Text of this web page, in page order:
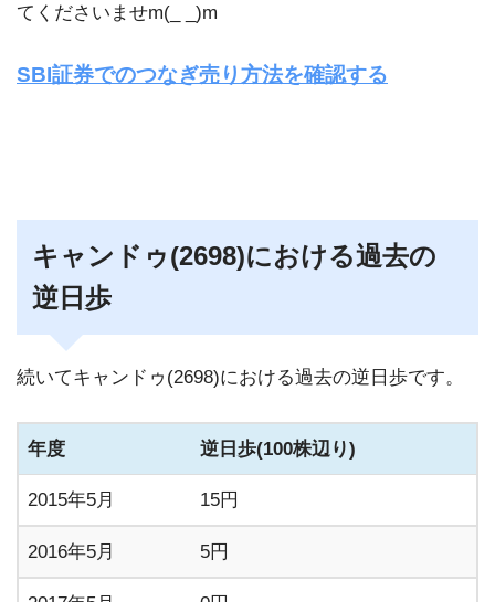
てくださいませm(_ _)m
SBI証券でのつなぎ売り方法を確認する
キャンドゥ(2698)における過去の
逆日歩
続いてキャンドゥ(2698)における過去の逆日歩です。
年度 逆日歩(100株辺り)
2015年5月 15円
2016年5月 5円